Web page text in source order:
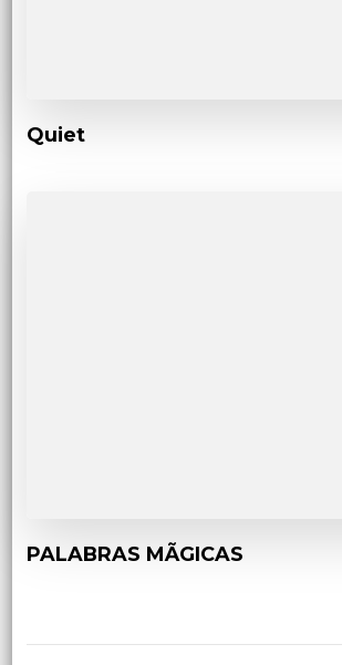
Quiet
PALABRAS MÃGICAS